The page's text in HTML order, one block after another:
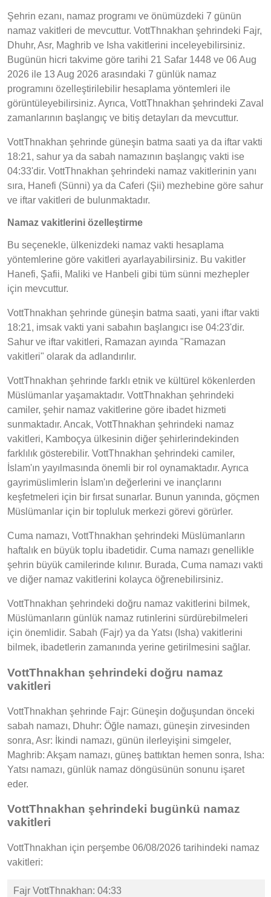
Şehrin ezanı, namaz programı ve önümüzdeki 7 günün
namaz vakitleri de mevcuttur. VottThnakhan şehrindeki Fajr,
Dhuhr, Asr, Maghrib ve Isha vakitlerini inceleyebilirsiniz.
Bugünün hicri takvime göre tarihi 21 Safar 1448 ve 06 Aug
2026 ile 13 Aug 2026 arasındaki 7 günlük namaz
programını özelleştirilebilir hesaplama yöntemleri ile
görüntüleyebilirsiniz. Ayrıca, VottThnakhan şehrindeki Zaval
zamanlarının başlangıç ve bitiş detayları da mevcuttur.
VottThnakhan şehrinde güneşin batma saati ya da iftar vakti
18:21, sahur ya da sabah namazının başlangıç vakti ise
04:33'dir. VottThnakhan şehrindeki namaz vakitlerinin yanı
sıra, Hanefi (Sünni) ya da Caferi (Şii) mezhebine göre sahur
ve iftar vakitleri de bulunmaktadır.
Namaz vakitlerini özelleştirme
Bu seçenekle, ülkenizdeki namaz vakti hesaplama
yöntemlerine göre vakitleri ayarlayabilirsiniz. Bu vakitler
Hanefi, Şafii, Maliki ve Hanbeli gibi tüm sünni mezhepler
için mevcuttur.
VottThnakhan şehrinde güneşin batma saati, yani iftar vakti
18:21, imsak vakti yani sabahın başlangıcı ise 04:23'dir.
Sahur ve iftar vakitleri, Ramazan ayında "Ramazan
vakitleri" olarak da adlandırılır.
VottThnakhan şehrinde farklı etnik ve kültürel kökenlerden
Müslümanlar yaşamaktadır. VottThnakhan şehrindeki
camiler, şehir namaz vakitlerine göre ibadet hizmeti
sunmaktadır. Ancak, VottThnakhan şehrindeki namaz
vakitleri, Kamboçya ülkesinin diğer şehirlerindekinden
farklılık gösterebilir. VottThnakhan şehrindeki camiler,
İslam'ın yayılmasında önemli bir rol oynamaktadır. Ayrıca
gayrimüslimlerin İslam'ın değerlerini ve inançlarını
keşfetmeleri için bir fırsat sunarlar. Bunun yanında, göçmen
Müslümanlar için bir topluluk merkezi görevi görürler.
Cuma namazı, VottThnakhan şehrindeki Müslümanların
haftalık en büyük toplu ibadetidir. Cuma namazı genellikle
şehrin büyük camilerinde kılınır. Burada, Cuma namazı vakti
ve diğer namaz vakitlerini kolayca öğrenebilirsiniz.
VottThnakhan şehrindeki doğru namaz vakitlerini bilmek,
Müslümanların günlük namaz rutinlerini sürdürebilmeleri
için önemlidir. Sabah (Fajr) ya da Yatsı (Isha) vakitlerini
bilmek, ibadetlerin zamanında yerine getirilmesini sağlar.
VottThnakhan şehrindeki doğru namaz
vakitleri
VottThnakhan şehrinde Fajr: Güneşin doğuşundan önceki
sabah namazı, Dhuhr: Öğle namazı, güneşin zirvesinden
sonra, Asr: İkindi namazı, günün ilerleyişini simgeler,
Maghrib: Akşam namazı, güneş battıktan hemen sonra, Isha:
Yatsı namazı, günlük namaz döngüsünün sonunu işaret
eder.
VottThnakhan şehrindeki bugünkü namaz
vakitleri
VottThnakhan için perşembe 06/08/2026 tarihindeki namaz
vakitleri:
Fajr VottThnakhan: 04:33